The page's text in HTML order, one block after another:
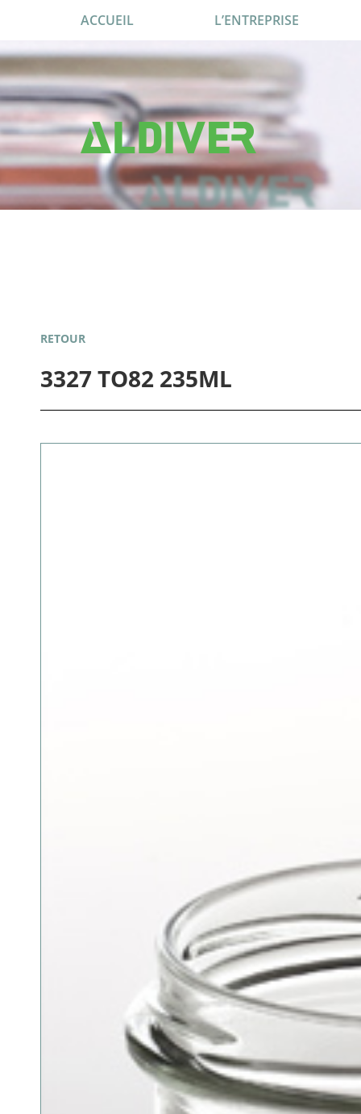
ACCUEIL L’ENTREPRISE
RETOUR
3327 TO82 235ML